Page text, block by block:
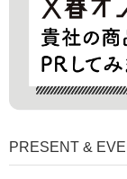
PRESENT &